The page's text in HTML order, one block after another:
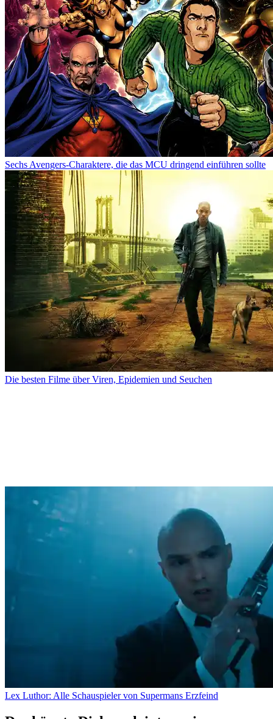
Sechs Avengers-Charaktere, die das MCU dringend einführen sollte
Die besten Filme über Viren, Epidemien und Seuchen
Lex Luthor: Alle Schauspieler von Supermans Erzfeind